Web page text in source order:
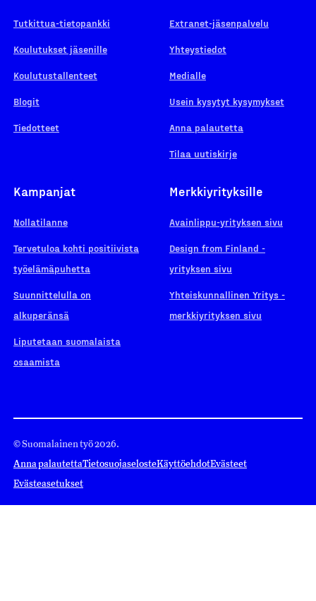
Tutkittua-tietopankki
Koulutukset jäsenille
Koulutustallenteet
Blogit
Tiedotteet
Extranet-jäsenpalvelu
Yhteystiedot
Medialle
Usein kysytyt kysymykset
Anna palautetta
Tilaa uutiskirje
Kampanjat
Nollatilanne
Tervetuloa kohti positiivista
työelämäpuhetta
Suunnittelulla on
alkuperänsä
Liputetaan suomalaista
osaamista
Merkkiyrityksille
Avainlippu-yrityksen sivu
Design from Finland -
yrityksen sivu
Yhteiskunnallinen Yritys -
merkkiyrityksen sivu
© Suomalainen työ 2026.
Anna palautettaTietosuojaselosteKäyttöehdotEvästeet
Evästeasetukset